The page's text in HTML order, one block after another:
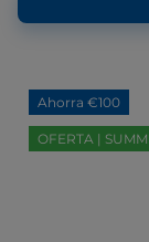
Ahorra €100
OFERTA |